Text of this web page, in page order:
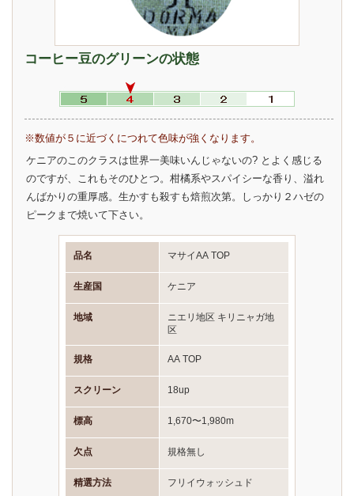
コーヒー豆のグリーンの状態
※数値が５に近づくにつれて色味が強くなります。
ケニアのこのクラスは世界一美味いんじゃないの? とよく感じる
のですが、これもそのひとつ。柑橘系やスパイシーな香り、溢れ
んばかりの重厚感。生かすも殺すも焙煎次第。しっかり２ハゼの
ピークまで焼いて下さい。
品名 マサイAA TOP
生産国 ケニア
地域
ニエリ地区 キリニャガ地
区
規格 AA TOP
スクリーン 18up
標高 1,670〜1,980m
欠点 規格無し
精選方法 フリイウォッシュド